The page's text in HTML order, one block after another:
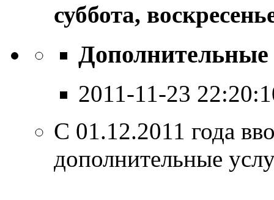
суббота,
2011-11-23
С 01.12.2011 года
дополнительные